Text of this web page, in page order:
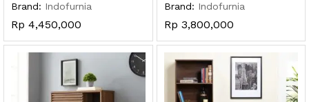
Brand: Indofurnia
Rp 4,450,000
Brand: Indofurnia
Rp 3,800,000